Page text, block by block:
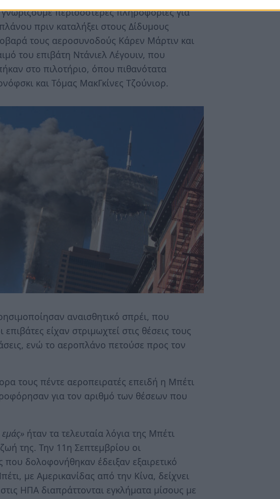
περισσότερες πληροφορίες για
πριν καταλήξει στους Δίδυμους
τους αεροσυνοδούς Κάρεν Μάρτιν και
του επιβάτη Ντάνιελ Λέγουιν, που
στο πιλοτήριο, όπου πιθανότατα
και Τόμας ΜακΓκίνες Τζούνιορ.
αναισθητικό σπρέι, που
είχαν στριμωχτεί στις θέσεις τους
ενώ το αεροπλάνο πετούσε προς τον
τους πέντε αεροπειρατές επειδή η Μπέτι
για τον αριθμό των θέσεων που
ήταν τα τελευταία λόγια της Μπέτι
της. Την 11η Σεπτεμβρίου οι
δολοφονήθηκαν έδειξαν εξαιρετικό
με Αμερικανίδας από την Κίνα, δείχνει
ΗΠΑ διαπράττονται εγκλήματα μίσους με